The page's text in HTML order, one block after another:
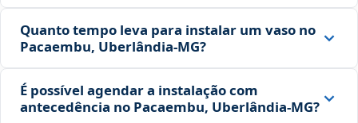
Quanto tempo leva para instalar um vaso no
Pacaembu, Uberlândia‑MG?
É possível agendar a instalação com
antecedência no Pacaembu, Uberlândia‑MG?